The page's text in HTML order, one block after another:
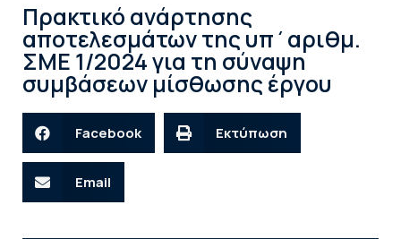
Πρακτικό ανάρτησης
αποτελεσμάτων της υπ΄αριθμ.
ΣΜΕ 1/2024 για τη σύναψη
συμβάσεων μίσθωσης έργου
Facebook Εκτύπωση
Email